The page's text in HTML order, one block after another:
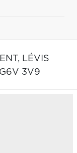
LÉVIS
G6V 3V9